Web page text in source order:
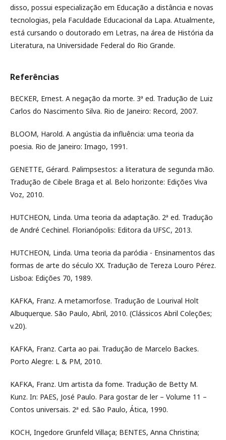
disso, possui especialização em Educação a distância e novas
tecnologias, pela Faculdade Educacional da Lapa. Atualmente,
está cursando o doutorado em Letras, na área de História da
Literatura, na Universidade Federal do Rio Grande.
Referências
BECKER, Ernest. A negação da morte. 3ª ed. Tradução de Luiz
Carlos do Nascimento Silva. Rio de Janeiro: Record, 2007.
BLOOM, Harold. A angústia da influência: uma teoria da
poesia. Rio de Janeiro: Imago, 1991.
GENETTE, Gérard. Palimpsestos: a literatura de segunda mão.
Tradução de Cibele Braga et al. Belo horizonte: Edições Viva
Voz, 2010.
HUTCHEON, Linda. Uma teoria da adaptação. 2ª ed. Tradução
de André Cechinel. Florianópolis: Editora da UFSC, 2013.
HUTCHEON, Linda. Uma teoria da paródia - Ensinamentos das
formas de arte do século XX. Tradução de Tereza Louro Pérez.
Lisboa: Edições 70, 1989.
KAFKA, Franz. A metamorfose. Tradução de Lourival Holt
Albuquerque. São Paulo, Abril, 2010. (Clássicos Abril Coleções;
v.20).
KAFKA, Franz. Carta ao pai. Tradução de Marcelo Backes.
Porto Alegre: L & PM, 2010.
KAFKA, Franz. Um artista da fome. Tradução de Betty M.
Kunz. In: PAES, José Paulo. Para gostar de ler – Volume 11 –
Contos universais. 2ª ed. São Paulo, Ática, 1990.
KOCH, Ingedore Grunfeld Villaça; BENTES, Anna Christina;